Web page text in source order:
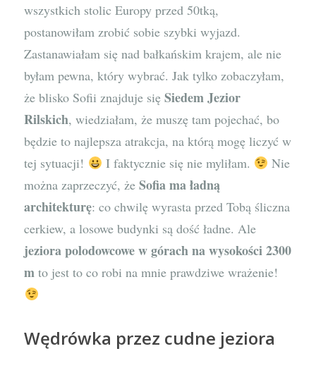
wszystkich stolic Europy przed 50tką,
postanowiłam zrobić sobie szybki wyjazd.
Zastanawiałam się nad bałkańskim krajem, ale nie
byłam pewna, który wybrać. Jak tylko zobaczyłam,
że blisko Sofii znajduje sięSiedem Jezior
Rilskich, wiedziałam, że muszę tam pojechać, bo
będzie to najlepsza atrakcja, na którą mogę liczyć w
tej sytuacji!
I faktycznie się nie myliłam.
Nie
można zaprzeczyć, żeSofia ma ładną
architekturę: co chwilę wyrasta przed Tobą śliczna
cerkiew, a losowe budynki są dość ładne. Ale
jeziora polodowcowe w górach na wysokości 2300
m to jest to co robi na mnie prawdziwe wrażenie!
Wędrówka przez cudne jeziora